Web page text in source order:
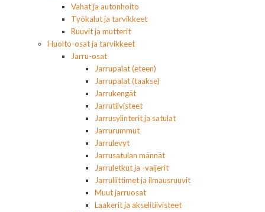
Vahat ja autonhoito
Työkalut ja tarvikkeet
Ruuvit ja mutterit
Huolto-osat ja tarvikkeet
Jarru-osat
Jarrupalat (eteen)
Jarrupalat (taakse)
Jarrukengät
Jarrutiivisteet
Jarrusylinterit ja satulat
Jarrurummut
Jarrulevyt
Jarrusatulan männät
Jarruletkut ja -vaijerit
Jarruliittimet ja ilmausruuvit
Muut jarruosat
Laakerit ja akselitiivisteet